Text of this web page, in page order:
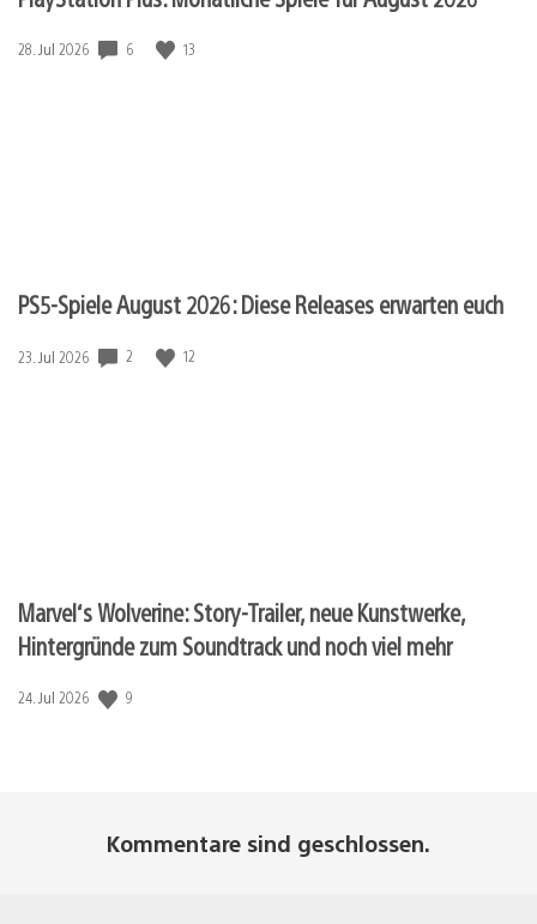
Veröffentlichungsdatum:
28. Jul 2026 6 13
PS5-Spiele August 2026: Diese Releases erwarten euch
Veröffentlichungsdatum:
23. Jul 2026 2 12
Marvel‘s Wolverine: Story-Trailer, neue Kunstwerke,
Hintergründe zum Soundtrack und noch viel mehr
Veröffentlichungsdatum:
24. Jul 2026 9
Kommentare sind geschlossen.